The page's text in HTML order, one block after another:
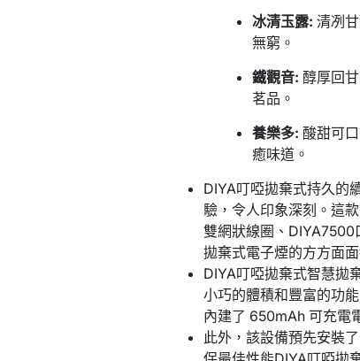
冰清玉露: 清冽
無窮。
鐵觀音: 醇厚回
茗品。
養樂多: 酸甜可
癒味道。
DIYA叮啞拋棄式持久的
驗，令人印象深刻。這
雙網狀線圈、DIYA7500
拋棄式電子煙的方方面
DIYA叮啞拋棄式智慧拋
小巧的體積和豐富的功
內建了 650mAh 可充電
此外，該設備預先安裝